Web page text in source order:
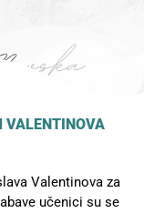
VALENTINOVA
Valentinova za
učenici su se